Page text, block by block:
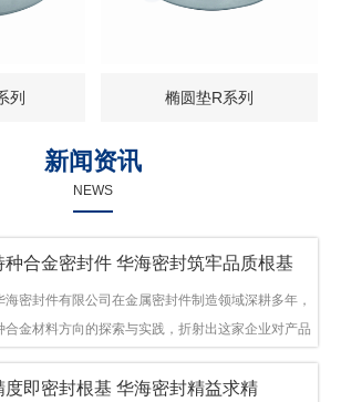
列 椭圆垫R系列
新闻资讯
NEWS
种合金密封件 华海密封筑牢品质根基
海密封件有限公司在金属密封件制造领域深耕多年，
合金材料方向的探索与实践，折射出这家企业对产品
供多种材质方案，在石油机械、管道法兰、采油树、
度即密封根基 华海密封精益求精